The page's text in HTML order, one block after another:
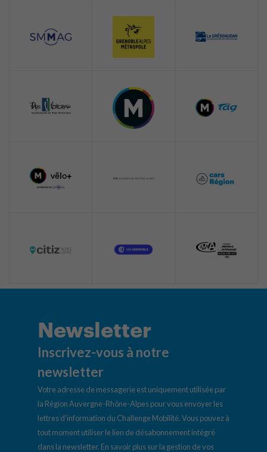
Newsletter
Inscrivez-vous à notre
newsletter
Votre adresse de messagerie est uniquement utilisée par
la Région Auvergne-Rhône-Alpes pour vous envoyer les
lettres d’information du Challenge Mobilité. Vous pouvez à
tout moment utiliser le lien de désabonnement intégré
dans la newsletter. En savoir plus sur la gestion de vos